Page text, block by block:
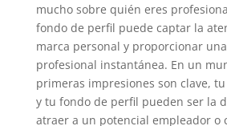
mucho sobre quién eres
fondo de perfil puede captar la
marca personal y proporcionar
profesional instantánea. En un
primeras impresiones son clave, tu
y tu fondo de perfil pueden ser la
atraer a un potencial empleador o